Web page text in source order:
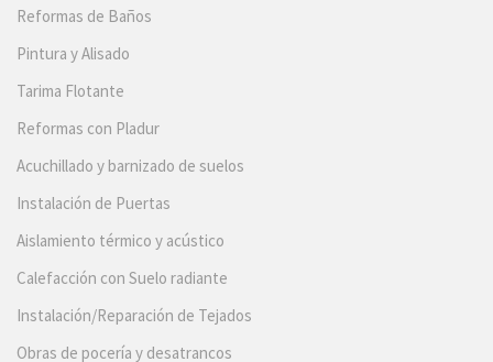
Reformas de Baños
Pintura y Alisado
Tarima Flotante
Reformas con Pladur
Acuchillado y barnizado de suelos
Instalación de Puertas
Aislamiento térmico y acústico
Calefacción con Suelo radiante
Instalación/Reparación de Tejados
Obras de pocería y desatrancos